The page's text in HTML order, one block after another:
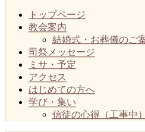
トップページ
教会案内
結婚式・お葬儀のご
司祭メッセージ
ミサ・予定
アクセス
はじめての方へ
学び・集い
信徒の心得（工事中